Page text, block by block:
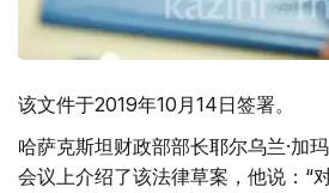
该文件于2019年10月14日签署。
哈萨克斯坦财政部部长耶尔乌兰·加
会议上介绍了该法律草案，他说：“